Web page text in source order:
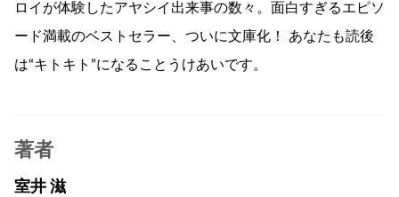
ロイが体験したアヤシイ出来事の数々。面白すぎるエピソ
ード満載のベストセラー、ついに文庫化！ あなたも読後
は“キトキト”になることうけあいです。
著者
室井 滋